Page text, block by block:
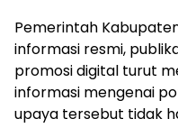
Pemerintah
informasi resmi,
promosi digital turut
informasi mengenai
upaya tersebut tidak